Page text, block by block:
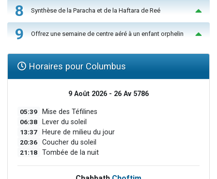
8 Synthèse de la Paracha et de la Haftara de Reé
9 Offrez une semaine de centre aéré à un enfant orphelin
Horaires pour Columbus
9 Août 2026 - 26 Av 5786
05:39 Mise des Téfilines
06:38 Lever du soleil
13:37 Heure de milieu du jour
20:36 Coucher du soleil
21:18 Tombée de la nuit